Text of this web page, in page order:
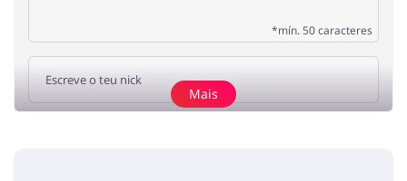
*mín. 50 caracteres
Mais